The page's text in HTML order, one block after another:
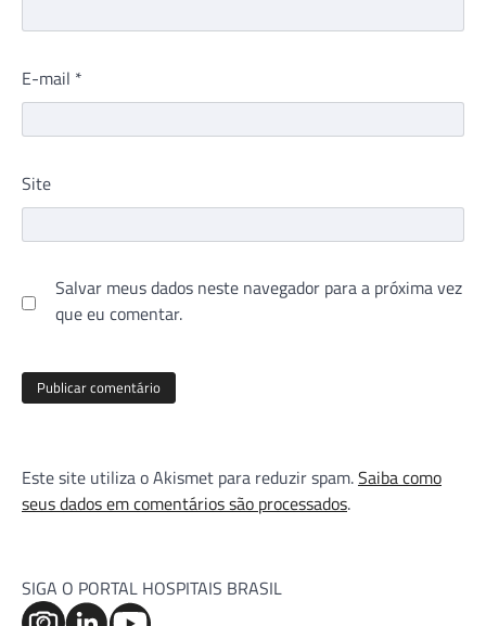
E-mail *
Site
Salvar meus dados neste navegador para a próxima vez
que eu comentar.
Este site utiliza o Akismet para reduzir spam.Saiba como
seus dados em comentários são processados.
SIGA O PORTAL HOSPITAIS BRASIL